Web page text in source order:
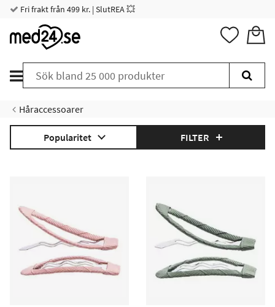
Fri frakt från 499 kr. | SlutREA 💥
Håraccessoarer
Popularitet FILTER